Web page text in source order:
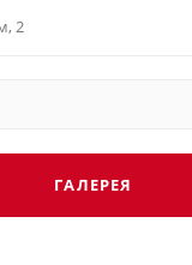
плюс
ГАЛЕРЕЯ